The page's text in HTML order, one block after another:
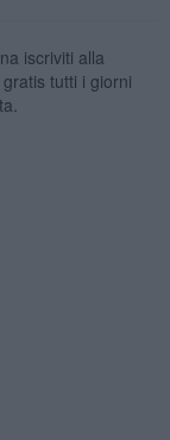
iscriviti alla
tutti i giorni